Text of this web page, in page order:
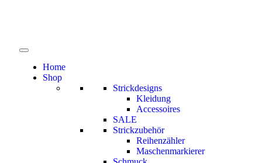
Home
Shop
Strickdesigns
Kleidung
Accessoires
SALE
Strickzubehör
Reihenzähler
Maschenmarkierer